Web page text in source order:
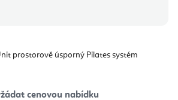
prostorově úsporný Pilates systém
cenovou nabídku